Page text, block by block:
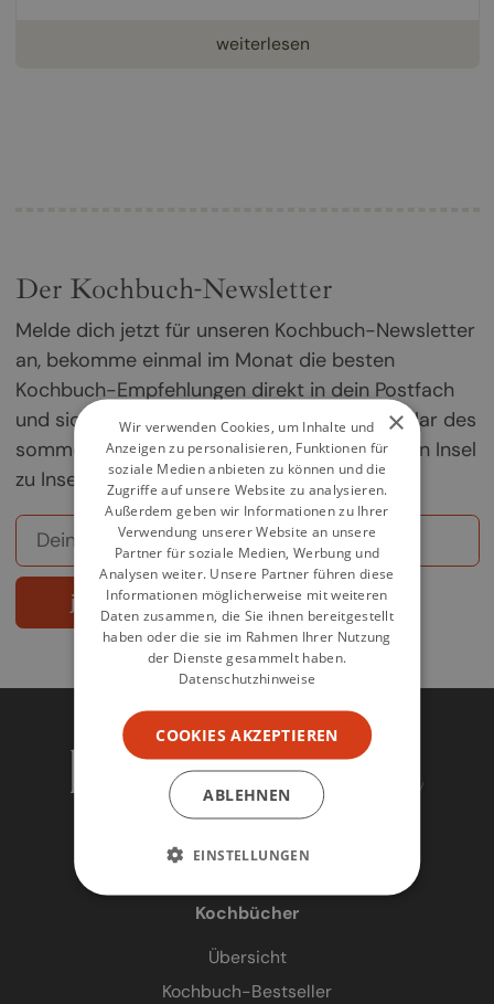
weiterlesen
Der Kochbuch-Newsletter
Melde dich jetzt für unseren Kochbuch-Newsletter
an, bekomme einmal im Monat die besten
Kochbuch-Empfehlungen direkt in dein Postfach
und sichere dir deine Chance auf ein Exemplar des
sommerlichen Griechenland-Kochbuchs „Von Insel
zu Insel".
jetzt abonnieren
Kochbücher
Übersicht
Kochbuch-Bestseller
×
Wir verwenden Cookies, um Inhalte und
Anzeigen zu personalisieren, Funktionen für
soziale Medien anbieten zu können und die
Zugriffe auf unsere Website zu analysieren.
Außerdem geben wir Informationen zu Ihrer
Verwendung unserer Website an unsere
Partner für soziale Medien, Werbung und
Analysen weiter. Unsere Partner führen diese
Informationen möglicherweise mit weiteren
Daten zusammen, die Sie ihnen bereitgestellt
haben oder die sie im Rahmen Ihrer Nutzung
der Dienste gesammelt haben.
Datenschutzhinweise
COOKIES AKZEPTIEREN
ABLEHNEN
EINSTELLUNGEN